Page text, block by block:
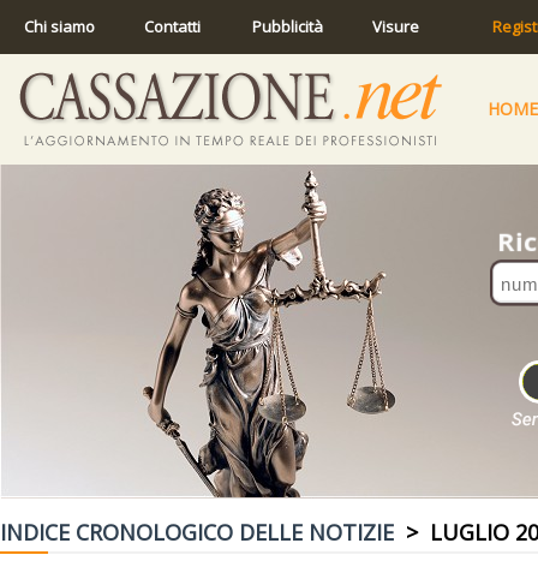
Chi siamo Contatti Pubblicità Visure
HOME
INDICE CRONOLOGICO DELLE NOTIZIE > LUGLIO